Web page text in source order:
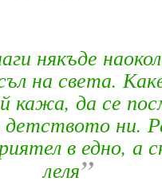
някъде
на света.
кажа, да се
ни.
в едно, а
леля”